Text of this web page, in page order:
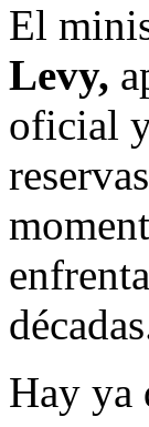
El
Levy,
oficial
Hay ya